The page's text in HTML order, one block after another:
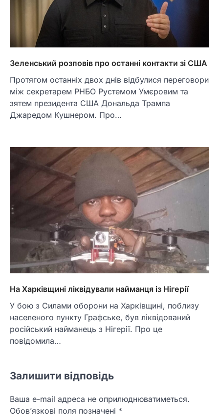
Зеленський розповів про останні контакти зі США
Протягом останніх двох днів відбулися переговори
між секретарем РНБО Рустемом Умєровим та
зятем президента США Дональда Трампа
Джаредом Кушнером. Про…
На Харківщині ліквідували найманця із Нігерії
У бою з Силами оборони на Харківщині, поблизу
населеного пункту Графське, був ліквідований
російський найманець з Нігерії. Про це
повідомила…
Залишити відповідь
Ваша e-mail адреса не оприлюднюватиметься.
Обов’язкові поля позначені *